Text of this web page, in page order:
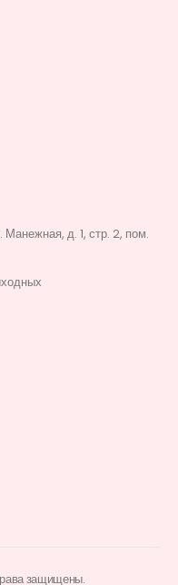
д. 1, стр. 2, пом.
защищены.